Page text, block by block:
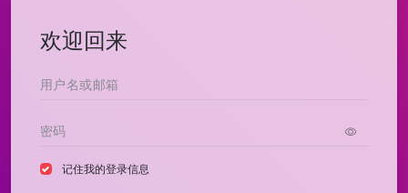
欢迎回来
记住我的登录信息